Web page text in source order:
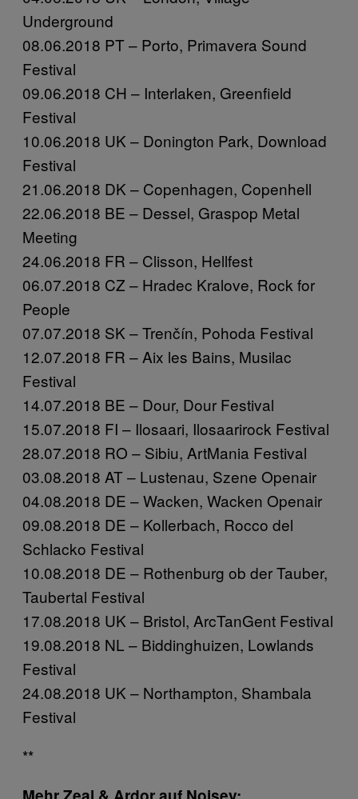
Underground
08.06.2018 PT – Porto, Primavera Sound
Festival
09.06.2018 CH – Interlaken, Greenfield
Festival
10.06.2018 UK – Donington Park, Download
Festival
21.06.2018 DK – Copenhagen, Copenhell
22.06.2018 BE – Dessel, Graspop Metal
Meeting
24.06.2018 FR – Clisson, Hellfest
06.07.2018 CZ – Hradec Kralove, Rock for
People
07.07.2018 SK – Trenčín, Pohoda Festival
12.07.2018 FR – Aix les Bains, Musilac
Festival
14.07.2018 BE – Dour, Dour Festival
15.07.2018 FI – Ilosaari, Ilosaarirock Festival
28.07.2018 RO – Sibiu, ArtMania Festival
03.08.2018 AT – Lustenau, Szene Openair
04.08.2018 DE – Wacken, Wacken Openair
09.08.2018 DE – Kollerbach, Rocco del
Schlacko Festival
10.08.2018 DE – Rothenburg ob der Tauber,
Taubertal Festival
17.08.2018 UK – Bristol, ArcTanGent Festival
19.08.2018 NL – Biddinghuizen, Lowlands
Festival
24.08.2018 UK – Northampton, Shambala
Festival
**